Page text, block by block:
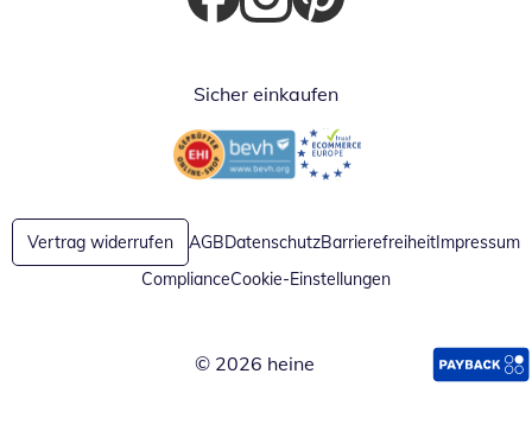
Öffnet in neuem Fenster
Öffnet in neuem Fenster
Öffnet in neuem Fenster
Sicher einkaufen
Öffnet in neuem FensterÖffnet in neuem Fenster
Vertrag widerrufen AGBDatenschutzBarrierefreiheitImpressum
ComplianceCookie-Einstellungen
© 2026 heine